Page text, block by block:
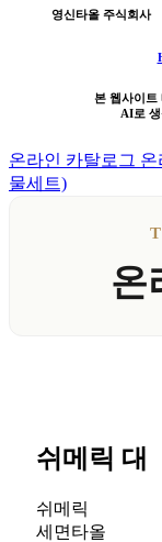
영신타올 주식회
본 웹사이트
AI로
온라인 카탈로그 온
물세트)
온
쉬메릭 대
쉬메릭
세면타올